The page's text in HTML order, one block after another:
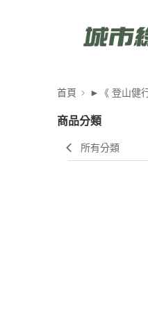
首頁 ►《 登山健
商品分類
所有分類